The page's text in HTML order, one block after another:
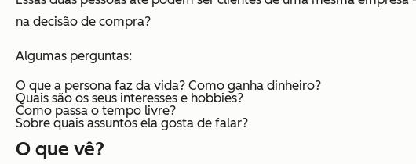
na decisão de compra?
Algumas perguntas:
O que a persona faz da vida? Como ganha dinheiro?
Quais são os seus interesses e hobbies?
Como passa o tempo livre?
Sobre quais assuntos ela gosta de falar?
O que vê?